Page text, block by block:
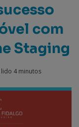
com
Staging
lido 4 minutos